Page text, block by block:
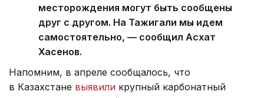
месторождения могут быть сообщены
друг с другом. На Тажигали мы идем
самостоятельно, — сообщил Асхат
Хасенов.
Напомним, в апреле сообщалось, что
в Казахстане выявили крупный карбонатный